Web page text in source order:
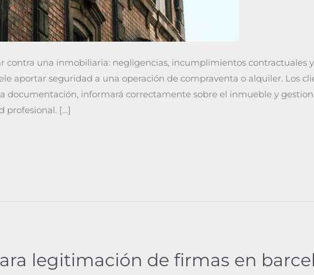
contra una inmobiliaria: negligencias, incumplimientos contractuales
aportar seguridad a una operación de compraventa o alquiler. Los
documentación, informará correctamente sobre el inmueble y
profesional. […]
legitimación de firmas en